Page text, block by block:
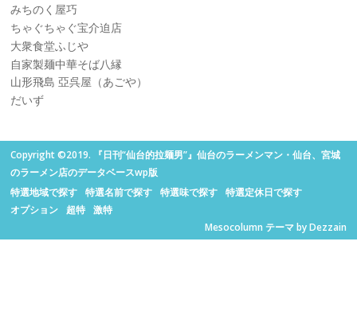
みちのく屋巧
ちゃぐちゃぐ宝介迫店
大衆食堂ふじや
自家製麺中華そば八縁
山形飛島 亞呉屋（あごや）
だいず
Copyright ©2019. 『日刊“仙台的拉麺男”』仙台のラーメンマン・仙台、宮城
のラーメン店のデータベースwp版
特選地域で探す
特選名前で探す 特選味で探す
特選定休日で探す
オプション
超特 激特
Mesocolumn テーマ by Dezzain